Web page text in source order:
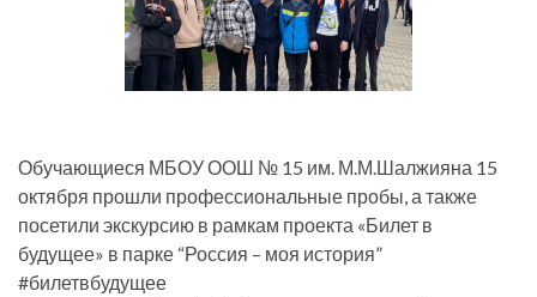
Обучающиеся МБОУ ООШ № 15 им. М.М.Шалжияна 15
октября прошли профессиональные пробы, а также
посетили экскурсию в рамкам проекта «Билет в
будущее» в парке “Россия – моя история”
#билетвбудущее